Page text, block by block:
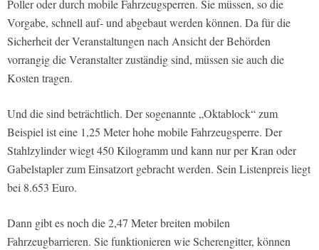
Poller oder durch mobile Fahrzeugsperren. Sie müssen, so die
Vorgabe, schnell auf- und abgebaut werden können. Da für die
Sicherheit der Veranstaltungen nach Ansicht der Behörden
vorrangig die Veranstalter zuständig sind, müssen sie auch die
Kosten tragen.
Und die sind beträchtlich. Der sogenannte „Oktablock“ zum
Beispiel ist eine 1,25 Meter hohe mobile Fahrzeugsperre. Der
Stahlzylinder wiegt 450 Kilogramm und kann nur per Kran oder
Gabelstapler zum Einsatzort gebracht werden. Sein Listenpreis liegt
bei 8.653 Euro.
Dann gibt es noch die 2,47 Meter breiten mobilen
Fahrzeugbarrieren. Sie funktionieren wie Scherengitter, können